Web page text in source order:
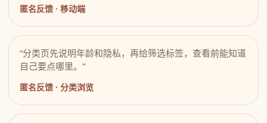
匿名反馈 · 移动端
“分类页先说明年龄和隐私，再给筛选标签，查看前能知道
自己要点哪里。”
匿名反馈 · 分类浏览